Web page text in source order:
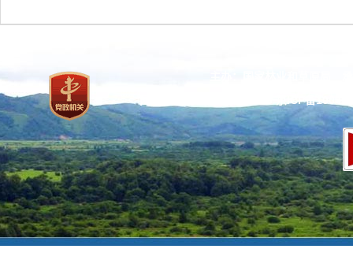
京ICP备